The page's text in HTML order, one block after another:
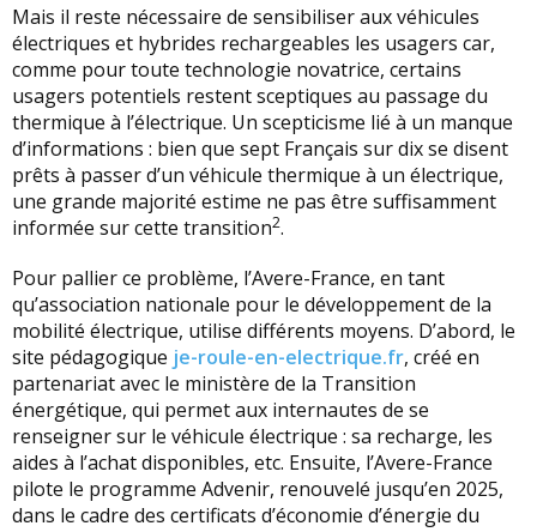
Mais il reste nécessaire de sensibiliser aux véhicules
électriques et hybrides rechargeables les usagers car,
comme pour toute technologie novatrice, certains
usagers potentiels restent sceptiques au passage du
thermique à l’électrique. Un scepticisme lié à un manque
d’informations : bien que sept Français sur dix se disent
prêts à passer d’un véhicule thermique à un électrique,
une grande majorité estime ne pas être suffisamment
informée sur cette transition2.
Pour pallier ce problème, l’Avere-France, en tant
qu’association nationale pour le développement de la
mobilité électrique, utilise différents moyens. D’abord, le
site pédagogique je-roule-en-electrique.fr, créé en
partenariat avec le ministère de la Transition
énergétique, qui permet aux internautes de se
renseigner sur le véhicule électrique : sa recharge, les
aides à l’achat disponibles, etc. Ensuite, l’Avere-France
pilote le programme Advenir, renouvelé jusqu’en 2025,
dans le cadre des certificats d’économie d’énergie du